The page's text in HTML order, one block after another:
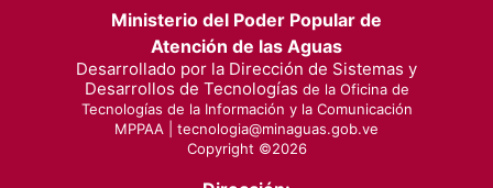
Ministerio del Poder Popular de
Atención de las Aguas
Desarrollado por la Dirección de Sistemas y
Desarrollos de Tecnologías de la Oficina de
Tecnologías de la Información y la Comunicación
MPPAA | tecnologia@minaguas.gob.ve
Copyright ©2026